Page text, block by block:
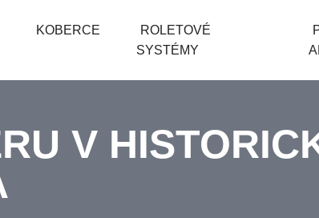
KOBERCE
ROLETOVÉ
SYSTÉMY
V